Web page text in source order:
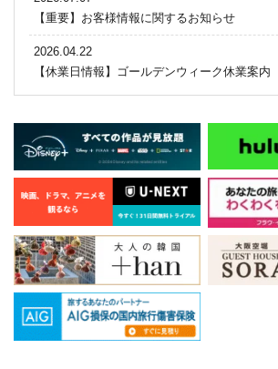
【重要】お客様情報に関するお知らせ
2026.04.22
【休業日情報】ゴールデンウィーク休業案内